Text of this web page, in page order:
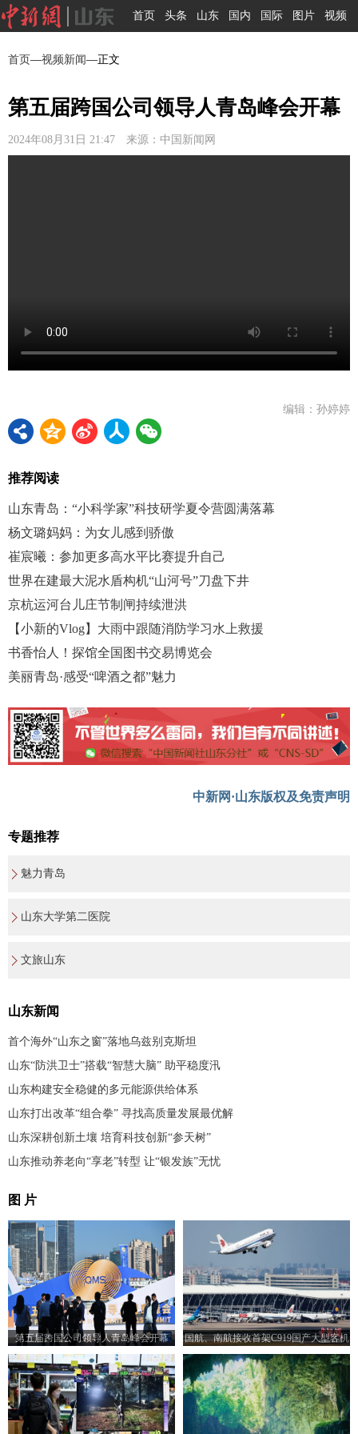
首页 头条 山东 国内 国际 图片 视频
首页—视频新闻—正文
第五届跨国公司领导人青岛峰会开幕
2024年08月31日 21:47 来源：中国新闻网
编辑：孙婷婷
推荐阅读
山东青岛：“小科学家”科技研学夏令营圆满落幕
杨文璐妈妈：为女儿感到骄傲
崔宸曦：参加更多高水平比赛提升自己
世界在建最大泥水盾构机“山河号”刀盘下井
京杭运河台儿庄节制闸持续泄洪
【小新的Vlog】大雨中跟随消防学习水上救援
书香怡人！探馆全国图书交易博览会
美丽青岛·感受“啤酒之都”魅力
中新网·山东版权及免责声明
专题推荐
魅力青岛
山东大学第二医院
文旅山东
山东新闻
首个海外“山东之窗”落地乌兹别克斯坦
山东“防洪卫士”搭载“智慧大脑” 助平稳度汛
山东构建安全稳健的多元能源供给体系
山东打出改革“组合拳” 寻找高质量发展最优解
山东深耕创新土壤 培育科技创新“参天树”
山东推动养老向“享老”转型 让“银发族”无忧
图 片
第五届跨国公司领导人青岛峰会开幕 国航、南航接收首架C919国产大型客机